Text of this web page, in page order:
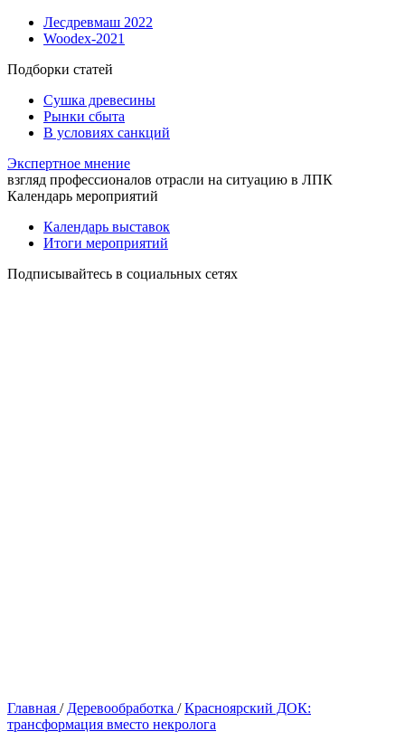
Лесдревмаш 2022
Woodex-2021
Подборки статей
Сушка древесины
Рынки сбыта
В условиях санкций
Экспертное мнение
взгляд профессионалов отрасли на ситуацию в ЛПК
Календарь мероприятий
Календарь выставок
Итоги мероприятий
Подписывайтесь в социальных сетях
Главная / Деревообработка / Красноярский ДОК:
трансформация вместо некролога